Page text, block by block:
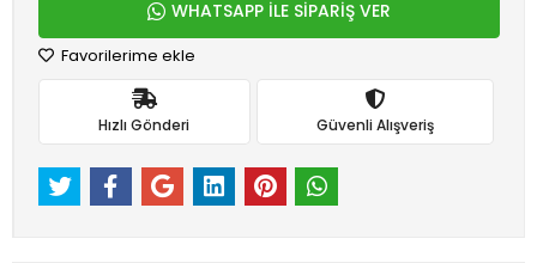
WHATSAPP İLE SİPARİŞ VER
Favorilerime ekle
Hızlı Gönderi Güvenli Alışveriş